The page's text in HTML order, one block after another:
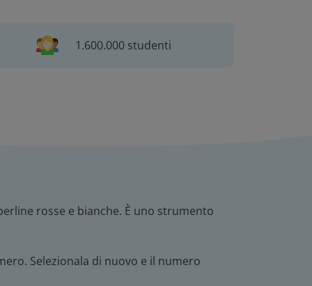
1.600.000 studenti
rosse e bianche. È uno strumento
Selezionala di nuovo e il numero